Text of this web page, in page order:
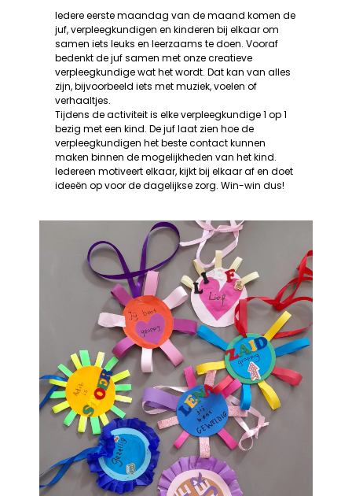
Iedere eerste maandag van de maand komen de
juf, verpleegkundigen en kinderen bij elkaar om
samen iets leuks en leerzaams te doen. Vooraf
bedenkt de juf samen met onze creatieve
verpleegkundige wat het wordt. Dat kan van alles
zijn, bijvoorbeeld iets met muziek, voelen of
verhaaltjes.
Tijdens de activiteit is elke verpleegkundige 1 op 1
bezig met een kind. De juf laat zien hoe de
verpleegkundigen het beste contact kunnen
maken binnen de mogelijkheden van het kind.
Iedereen motiveert elkaar, kijkt bij elkaar af en doet
ideeën op voor de dagelijkse zorg. Win-win dus!